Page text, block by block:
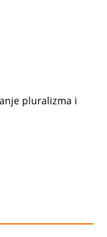
pluralizma i